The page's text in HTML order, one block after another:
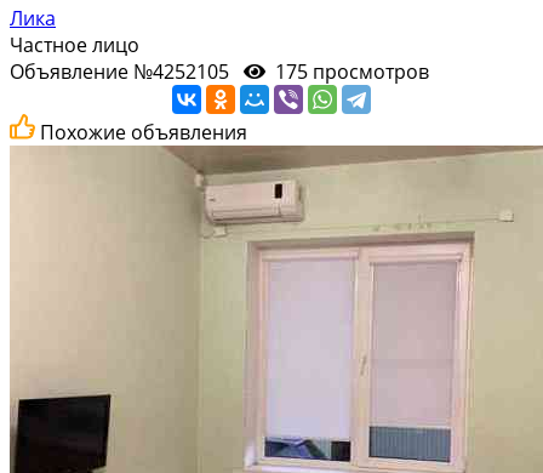
Лика
Частное лицо
Объявление №4252105
175 просмотров
Похожие объявления